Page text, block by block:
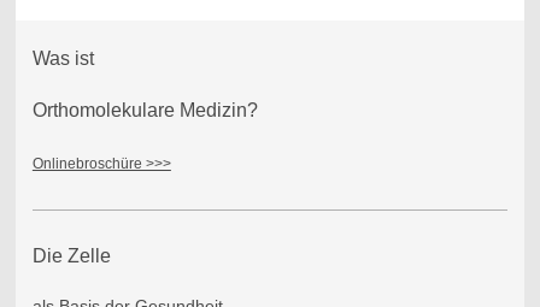
Was ist
Orthomolekulare Medizin?
Onlinebroschüre >>>
Die Zelle